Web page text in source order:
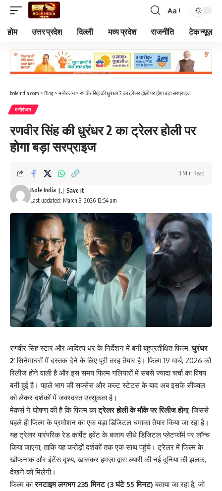
Font
Resizer
Aa
होम उत्तर प्रदेश दिल्ली मध्य प्रदेश राजनीति टेक न्यूज़
boleindia.com > Blog > मनोरंजन> रणवीर सिंह की धुरंधर 2 का ट्रेलर होली पर होगा बड़ा सरप्राइज
मनोरंजन
रणवीर सिंह की धुरंधर 2 का ट्रेलर होली पर
होगा बड़ा सरप्राइज
Last updated: March 3, 2026 12:54 am
Bole India
3 Min Read
रणवीर सिंह स्टार और आदित्य धर के निर्देशन में बनी बहुप्रतीक्षित फिल्म ‘धुरंधर
2’सिनेमाघरों में दस्तक देने के लिए पूरी तरह तैयार है। फिल्म 19 मार्च, 2026 को
रिलीज होने वाली है और इस समय फिल्म गलियारों में सबसे ज्यादा चर्चा का विषय
बनी हुई है। पहले भाग की सक्सेस और कल्ट स्टेटस के बाद अब इसके सीक्वल
को लेकर दर्शकों में जबरदस्त उत्सुकता है।
मेकर्स ने घोषणा की है कि फिल्म काट्रेलर होली के मौके पर रिलीज होगा, जिससे
पहले ही फिल्म के प्रमोशन का एक बड़ा डिजिटल धमाका तैयार किया जा रहा है।
यह ट्रेलर पारंपरिक रेड कार्पेट इवेंट के बजाय सीधे डिजिटल प्लेटफॉर्म पर लॉन्च
किया जाएगा, ताकि यह करोड़ों दर्शकों तक एक साथ पहुंचे। ट्रेलर में फिल्म के
खौफनाक और इंटेंस दृश्य, खासकर हमज़ा द्वारा ल्यारी की नई दुनिया की झलक,
देखने को मिलेगी।
फिल्म कारनटाइम लगभग 235 मिनट (3 घंटे 55 मिनट) बताया जा रहा है, जो